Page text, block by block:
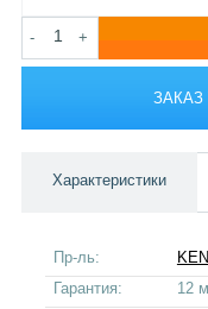
- +
Характеристики
Пр-ль:
Гарантия:
12